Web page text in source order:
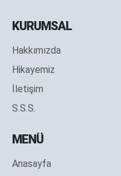
KURUMSAL
Hakkımızda
Hikayemiz
İletişim
S.S.S.
MENÜ
Anasayfa